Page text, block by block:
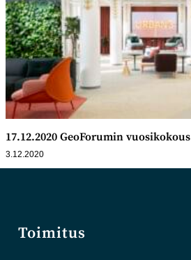
17.12.2020 GeoForumin vuosikokous
3.12.2020
Toimitus